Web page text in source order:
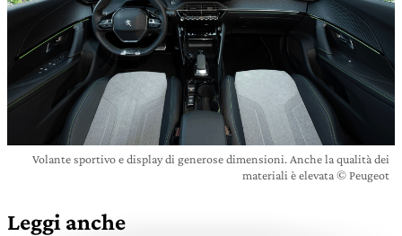
Volante sportivo e display di generose dimensioni. Anche la qualità dei
materiali è elevata © Peugeot
Leggi anche